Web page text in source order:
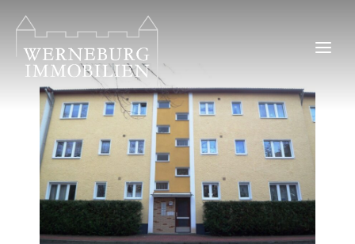
Inhalt
springen